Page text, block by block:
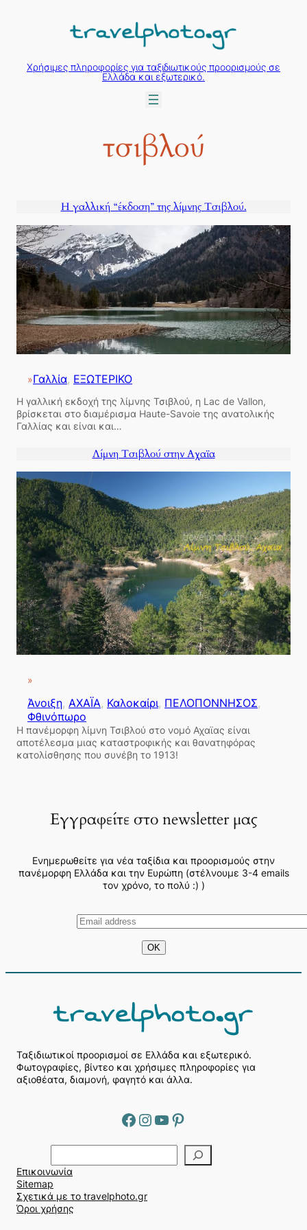
περιεχόμενο
Χρήσιμες πληροφορίες για ταξιδιωτικούς προορισμούς σε
Ελλάδα και εξωτερικό.
τσιβλού
Η γαλλική “έκδοση” της λίμνης Τσιβλού.
»Γαλλία, ΕΞΩΤΕΡΙΚΟ
Η γαλλική εκδοχή της λίμνης Τσιβλού, η Lac de Vallon,
βρίσκεται στο διαμέρισμα Haute-Savoie της ανατολικής
Γαλλίας και είναι και…
Λίμνη Τσιβλού στην Αχαϊα
»
Άνοιξη, ΑΧΑΪΑ, Καλοκαίρι, ΠΕΛΟΠΟΝΝΗΣΟΣ
Φθινόπωρο
Η πανέμορφη λίμνη Τσιβλού στο νομό Αχαϊας είναι
αποτέλεσμα μιας καταστροφικής και θανατηφόρας
κατολίσθησης που συνέβη το 1913!
Εγγραφείτε στο newsletter μας
Ενημερωθείτε για νέα ταξίδια και προορισμούς στην
πανέμορφη Ελλάδα και την Ευρώπη (στέλνουμε 3-4 emails
τον χρόνο, το πολύ :) )
Ταξιδιωτικοί προορισμοί σε Ελλάδα και εξωτερικό.
Φωτογραφίες, βίντεο και χρήσιμες πληροφορίες για
αξιοθέατα, διαμονή, φαγητό και άλλα.
Facebook Instagram YouTube Pinterest
ν
α
ζ
ή
Επικοινωνία
Sitemap
Σχετικά με το travelphoto.gr
Όροι χρήσης